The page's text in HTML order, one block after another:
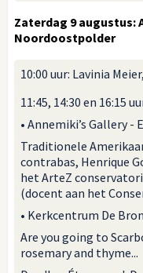
Zaterdag 9 augustus:
Noordoostpolder
10:00 uur: Lavinia
11:45, 14:30 en 16:15
• Annemiki’s Gallery -
Traditionele
contrabas, Henrique
het ArteZ
(docent aan het
• Kerkcentrum De
Are you going to
rosemary and thyme...